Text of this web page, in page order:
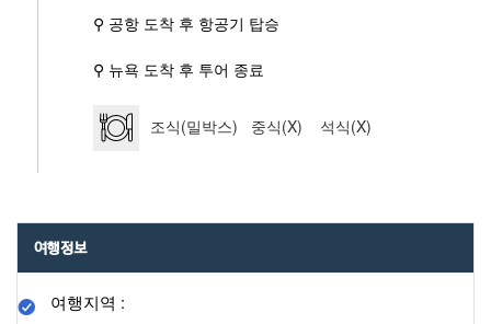
⚲ 공항 도착 후 항공기 탑승
⚲ 뉴욕 도착 후 투어 종료
조식(밀박스) 중식(X) 석식(X)
여행정보
여행지역 :